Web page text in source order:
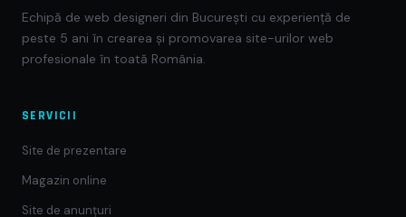
Echipă de web designeri din București cu experiență de
peste 5 ani în crearea și promovarea site-urilor web
profesionale în toată România.
SERVICII
Site de prezentare
Magazin online
Site de anunțuri